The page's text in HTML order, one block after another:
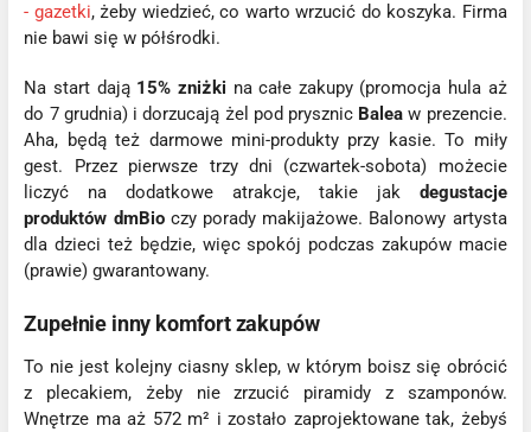
- gazetki, żeby wiedzieć, co warto wrzucić do koszyka. Firma
nie bawi się w półśrodki.
Na start dają 15% zniżki na całe zakupy (promocja hula aż
do 7 grudnia) i dorzucają żel pod prysznic Balea w prezencie.
Aha, będą też darmowe mini-produkty przy kasie. To miły
gest. Przez pierwsze trzy dni (czwartek-sobota) możecie
liczyć na dodatkowe atrakcje, takie jak degustacje
produktów dmBioczy porady makijażowe. Balonowy artysta
dla dzieci też będzie, więc spokój podczas zakupów macie
(prawie) gwarantowany.
Zupełnie inny komfort zakupów
To nie jest kolejny ciasny sklep, w którym boisz się obrócić
z plecakiem, żeby nie zrzucić piramidy z szamponów.
Wnętrze ma aż 572 m² i zostało zaprojektowane tak, żebyś